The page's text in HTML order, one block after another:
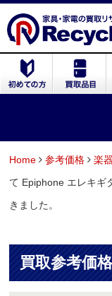
Home 参考価格 楽
て Epiphone エレキギ
きました。
買取参考価